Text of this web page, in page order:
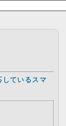
ているスマ